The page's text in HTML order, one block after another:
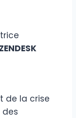
ZENDESK
de la crise